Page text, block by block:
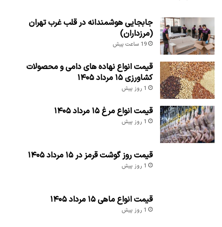
جابجایی هوشمندانه در قلب غرب تهران
(مرزداران)
19 ساعت پیش
قیمت انواع نهاده های دامی و محصولات
کشاورزی ۱۵ مرداد ۱۴۰۵
1 روز پیش
قیمت انواع مرغ ۱۵ مرداد ۱۴۰۵
1 روز پیش
قیمت روز گوشت قرمز در ۱۵ مرداد ۱۴۰۵
1 روز پیش
قیمت انواع ماهی ۱۵ مرداد ۱۴۰۵
1 روز پیش